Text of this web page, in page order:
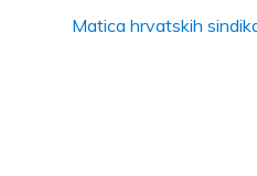
Matica hrvatskih